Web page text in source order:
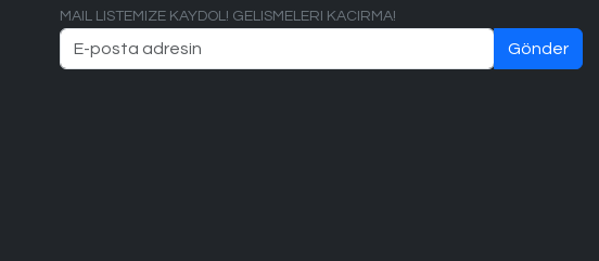
MAIL LISTEMIZE KAYDOL! GELISMELERI KACIRMA!